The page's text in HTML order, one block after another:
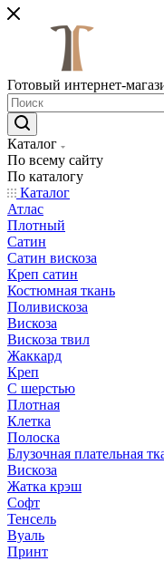
Готовый интернет-
Каталог
По всему сайту
По каталогу
Каталог
Атлас
Плотный
Сатин
Сатин вискоза
Креп сатин
Костюмная ткань
Поливискоза
Вискоза
Вискоза твил
Жаккард
Креп
С шерстью
Плотная
Клетка
Полоска
Блузочная плательная
Вискоза
Жатка крэш
Софт
Тенсель
Вуаль
Принт